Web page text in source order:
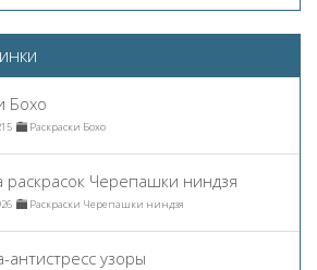
Бохо
Раскраски Бохо
раскрасок Черепашки ниндзя
Раскраски Черепашки ниндзя
антистресс узоры